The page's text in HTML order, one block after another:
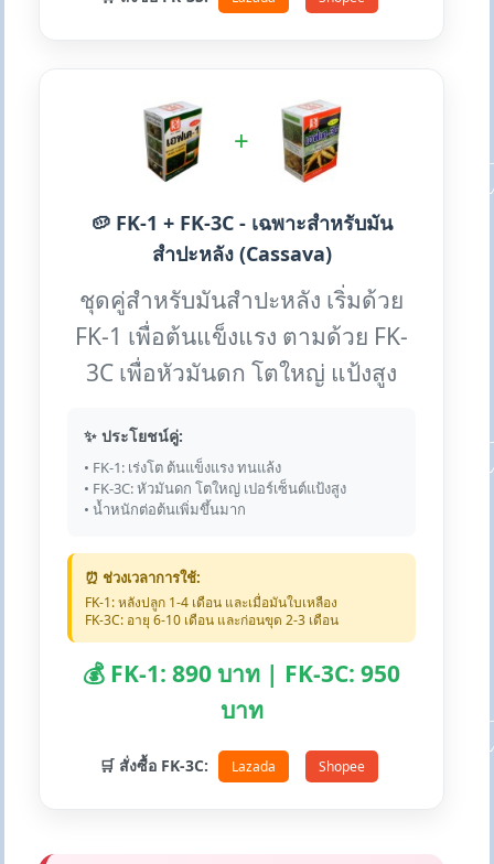
+
🥔 FK-1 + FK-3C - เฉพาะสำหรับมัน
สำปะหลัง (Cassava)
ชุดคู่สำหรับมันสำปะหลัง เริ่มด้วย
FK-1 เพื่อต้นแข็งแรง ตามด้วย FK-
3C เพื่อหัวมันดก โตใหญ่ แป้งสูง
✨ ประโยชน์คู่:
• FK-1: เร่งโต ต้นแข็งแรง ทนแล้ง
• FK-3C: หัวมันดก โตใหญ่ เปอร์เซ็นต์แป้งสูง
• น้ำหนักต่อต้นเพิ่มขึ้นมาก
⏰ ช่วงเวลาการใช้:
FK-1: หลังปลูก 1-4 เดือน และเมื่อมันใบเหลือง
FK-3C: อายุ 6-10 เดือน และก่อนขุด 2-3 เดือน
💰 FK-1: 890 บาท | FK-3C: 950
บาท
🛒 สั่งซื้อ FK-3C: Lazada Shopee